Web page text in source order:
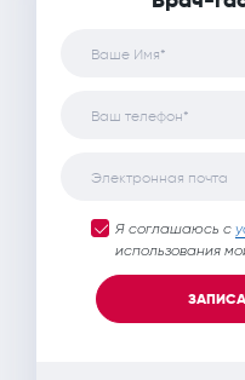
Ваше Имя*
Ваш телефон*
Электронная почта
Я соглашаюсь с
использования